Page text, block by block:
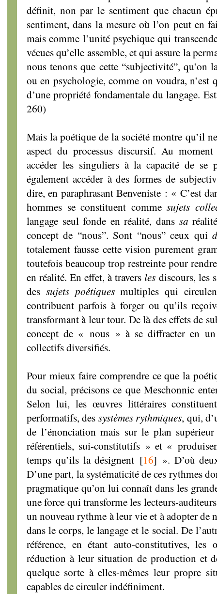
définit, non par le sentiment que chacun
sentiment, dans la mesure où l’on peut en
mais comme l’unité psychique qui
vécues qu’elle assemble, et qui assure la
nous tenons que cette “subjectivité”, qu’on
ou en psychologie, comme on voudra, n’est
d’une propriété fondamentale du langage.
260)
Mais la poétique de la société montre qu’il
aspect du processus discursif. Au
accéder les singuliers à la capacité de
également accéder à des formes de
dire, en paraphrasant Benveniste : « C’est
hommes se constituent comme sujets
langage seul fonde en réalité, dans sa
concept de “nous”. Sont “nous” ceux qui
totalement fausse cette vision purement
toutefois beaucoup trop restreinte pour
en réalité. En effet, à travers les discours, les
des sujets poétiquesmultiples qui
contribuent parfois à forger ou qu’ils
transformant à leur tour. De là des effets de
concept de « nous » à se diffracter en un
collectifs diversifiés.
Pour mieux faire comprendre ce que la
du social, précisons ce que Meschonnic
Selon lui, les œuvres littéraires
performatifs, des systèmes rythmiques, qui,
de l’énonciation mais sur le plan
référentiels, sui-constitutifs » et «
temps qu’ils la désignent [16] ». D’où
D’une part, la systématicité de ces rythmes
pragmatique qu’on lui connaît dans les
une force qui transforme les lecteurs-
un nouveau rythme à leur vie et à adopter de
dans le corps, le langage et le social. De
référence, en étant auto-constitutives, les
réduction à leur situation de production et
quelque sorte à elles-mêmes leur propre
capables de circuler indéfiniment.